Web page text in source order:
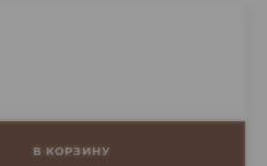
В КОРЗИНУ